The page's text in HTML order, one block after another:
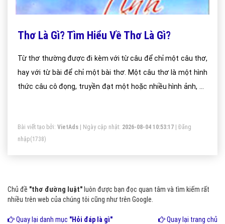
Thơ Là Gì? Tìm Hiểu Về Thơ Là Gì?
Từ thơ thường được đi kèm với từ câu để chỉ một câu thơ,
hay với từ bài để chỉ một bài thơ. Một câu thơ là một hình
thức câu cô đọng, truyền đạt một hoặc nhiều hình ảnh, có
Bài viết tạo bởi: VietAds | Ngày cập nhật: 2026-08-04 10:53:17
Đăng
nhập(1738)
Chủ đề "thơ đường luật" luôn được bạn đọc quan tâm và tìm kiếm rất
nhiều trên web của chúng tôi cũng như trên Google.
Quay lại danh mục "Hỏi đáp là gì" Quay lại trang chủ